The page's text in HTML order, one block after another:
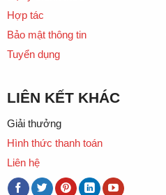
Hợp tác
Bảo mật thông tin
Tuyển dụng
LIÊN KẾT KHÁC
Giải thưởng
Hình thức thanh toán
Liên hệ